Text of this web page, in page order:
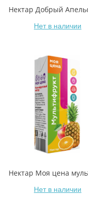
Нет в наличии
Нет в наличии